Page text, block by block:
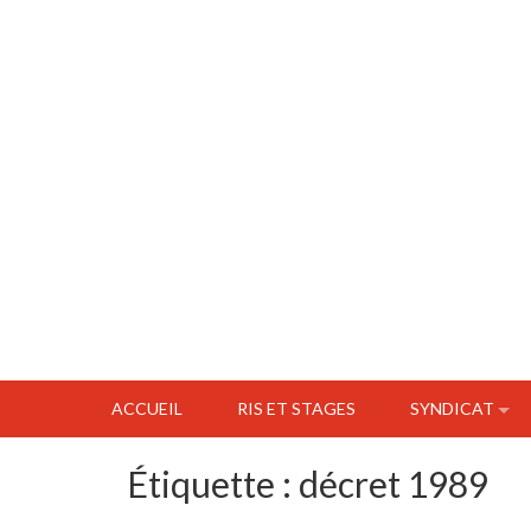
ACCUEIL RIS ET STAGES SYNDICAT
Étiquette : décret 1989